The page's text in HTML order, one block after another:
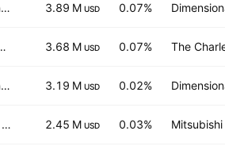
Dimensional International Small Cap ETF 3.89 M USD 0.07%
Cap Equity ETF 3.68 M USD 0.07% The
Dimensional International Core Equity Market ETF 3.19 M USD 0.02%
ＭＡＸＩＳ ＪＰＸ日経インデックス４００上場投信 2.45 M USD 0.03%